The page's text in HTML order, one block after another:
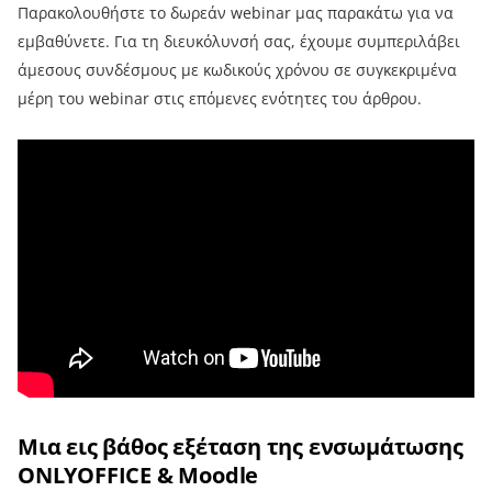
Παρακολουθήστε το δωρεάν webinar μας παρακάτω για να
εμβαθύνετε. Για τη διευκόλυνσή σας, έχουμε συμπεριλάβει
άμεσους συνδέσμους με κωδικούς χρόνου σε συγκεκριμένα
μέρη του webinar στις επόμενες ενότητες του άρθρου.
Μια εις βάθος εξέταση της ενσωμάτωσης
ONLYOFFICE & Moodle